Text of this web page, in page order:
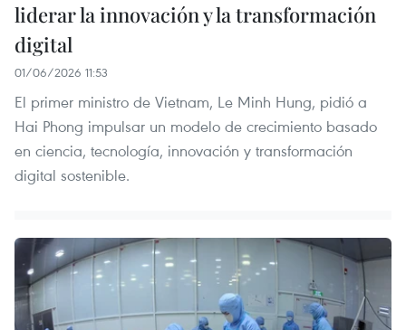
liderar la innovación y la transformación
digital
01/06/2026 11:53
El primer ministro de Vietnam, Le Minh Hung, pidió a
Hai Phong impulsar un modelo de crecimiento basado
en ciencia, tecnología, innovación y transformación
digital sostenible.